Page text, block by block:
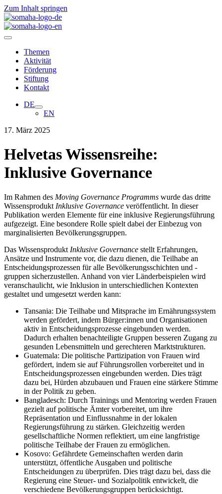
Zum Inhalt springen
Themen
Aktivität
Förderung
Stiftung
Kontakt
DE
EN
17. März 2025
Helvetas Wissensreihe:
Inklusive Governance
Im Rahmen des Moving Governance Programms wurde das dritte
Wissensprodukt Inklusive Governance veröffentlicht. In dieser
Publikation werden Elemente für eine inklusive Regierungsführung
aufgezeigt. Eine besondere Rolle spielt dabei der Einbezug von
marginalisierten Bevölkerungsgruppen.
Das Wissensprodukt Inklusive Governance stellt Erfahrungen,
Ansätze und Instrumente vor, die dazu dienen, die Teilhabe an
Entscheidungsprozessen für alle Bevölkerungsschichten und -
gruppen sicherzustellen. Anhand von vier Länderbeispielen wird
veranschaulicht, wie Inklusion in unterschiedlichen Kontexten
gestaltet und umgesetzt werden kann:
Tansania: Die Teilhabe und Mitsprache im Ernährungssystem
werden gefördert, indem Bürger:innen und Organisationen
aktiv in Entscheidungsprozesse eingebunden werden.
Dadurch erhalten benachteiligte Gruppen besseren Zugang zu
gesunden Lebensmitteln und gerechteren Marktstrukturen.
Guatemala: Die politische Partizipation von Frauen wird
gefördert, indem sie auf Führungsrollen vorbereitet und in
Entscheidungsprozessen eingebunden werden. Dies trägt
dazu bei, Hürden abzubauen und Frauen eine stärkere Stimme
in der Politik zu geben.
Bangladesch: Durch Trainings und Mentoring werden Frauen
gezielt auf politische Ämter vorbereitet, um ihre
Repräsentation und Einflussnahme in der lokalen
Regierungsführung zu stärken. Gleichzeitig werden
gesellschaftliche Normen reflektiert, um eine langfristige
politische Teilhabe der Frauen zu ermöglichen.
Kosovo: Gefährdete Gemeinschaften werden darin
unterstützt, öffentliche Ausgaben und politische
Entscheidungen zu überprüfen. Dies trägt dazu bei, dass die
Regierung eine Steuer- und Sozialpolitik entwickelt, die
verschiedene Bevölkerungsgruppen berücksichtigt.